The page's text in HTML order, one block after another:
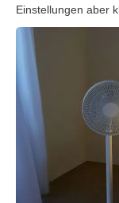
Einstellungen aber